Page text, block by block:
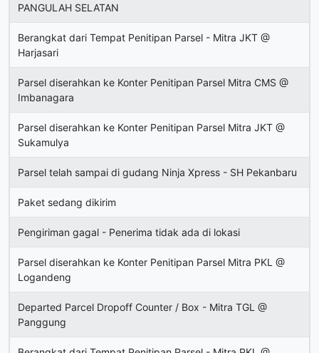
PANGULAH SELATAN
Berangkat dari Tempat Penitipan Parsel - Mitra JKT @
Harjasari
Parsel diserahkan ke Konter Penitipan Parsel Mitra CMS @
Imbanagara
Parsel diserahkan ke Konter Penitipan Parsel Mitra JKT @
Sukamulya
Parsel telah sampai di gudang Ninja Xpress - SH Pekanbaru
Paket sedang dikirim
Pengiriman gagal - Penerima tidak ada di lokasi
Parsel diserahkan ke Konter Penitipan Parsel Mitra PKL @
Logandeng
Departed Parcel Dropoff Counter / Box - Mitra TGL @
Panggung